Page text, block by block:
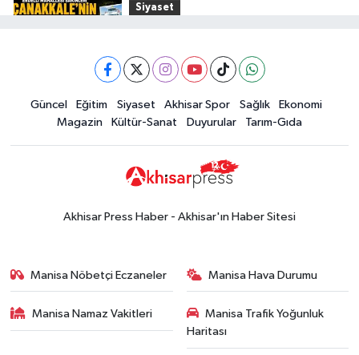
Siyaset
yaşadı
19:00Kadın ve Çocuk Giyimde Yeni
Dönem: Minik Terzi’den Anne-
Çocuk Stilini Tamamlayan
Koleksiyonlar
Güncel
18:57Akhisar'da Atatürk
Duyurular
Güncel Eğitim Siyaset Akhisar Spor Sağlık
Ekonomi
Magazin
Kültür-Sanat Duyurular Tarım-Gıda
Akhisar Press Haber - Akhisar'ın Haber Sitesi
Manisa Nöbetçi Eczaneler Manisa Hava Durumu
Manisa Namaz Vakitleri
Manisa Trafik Yoğunluk
Haritası